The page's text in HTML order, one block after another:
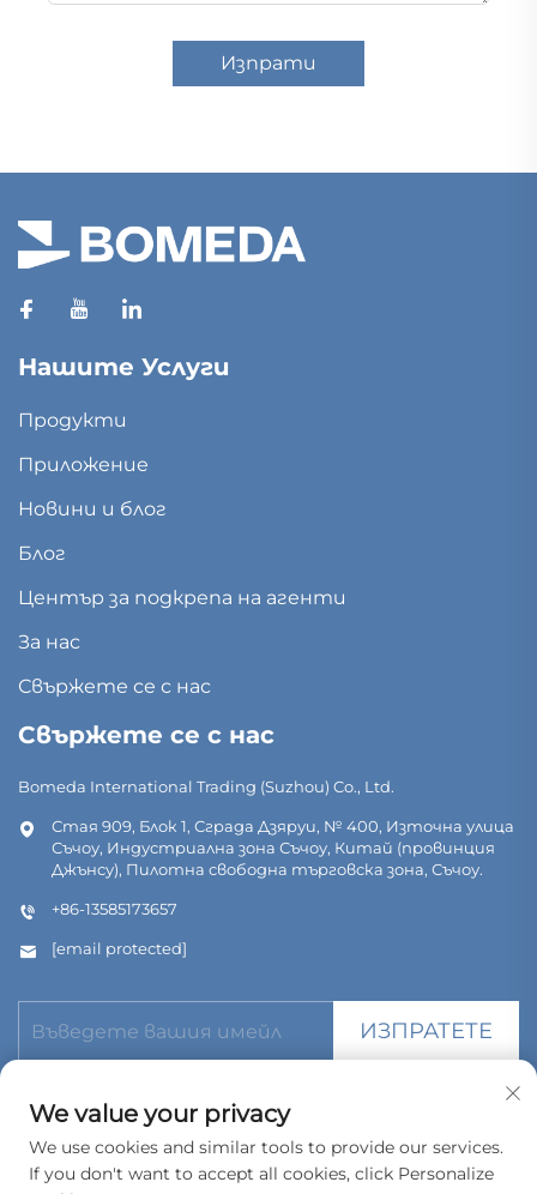
Изпрати
Нашите Услуги
Продукти
Приложение
Новини и блог
Блог
Център за подкрепа на агенти
За нас
Свържете се с нас
Свържете се с нас
Bomeda International Trading (Suzhou) Co., Ltd.
Стая 909, Блок 1, Сграда Дзяруи, № 400, Източна улица
Съчоу, Индустриална зона Съчоу, Китай (провинция
Джънсу), Пилотна свободна търговска зона, Съчоу.
+86-13585173657
[email protected]
ИЗПРАТЕТЕ
© Всички права запазени. Bomeda International Trading
We value your privacy
We use cookies and similar tools to provide our services.
If you don't want to accept all cookies, click Personalize